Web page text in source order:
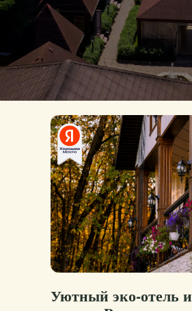
Уютный эко-отель и